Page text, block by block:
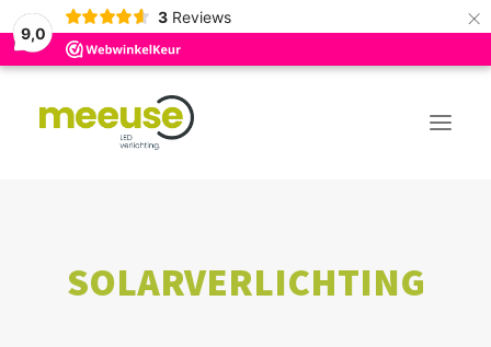
9,0
3 Reviews ×
BUDGET ASSORTIMENT
SOLARVERLICHTING